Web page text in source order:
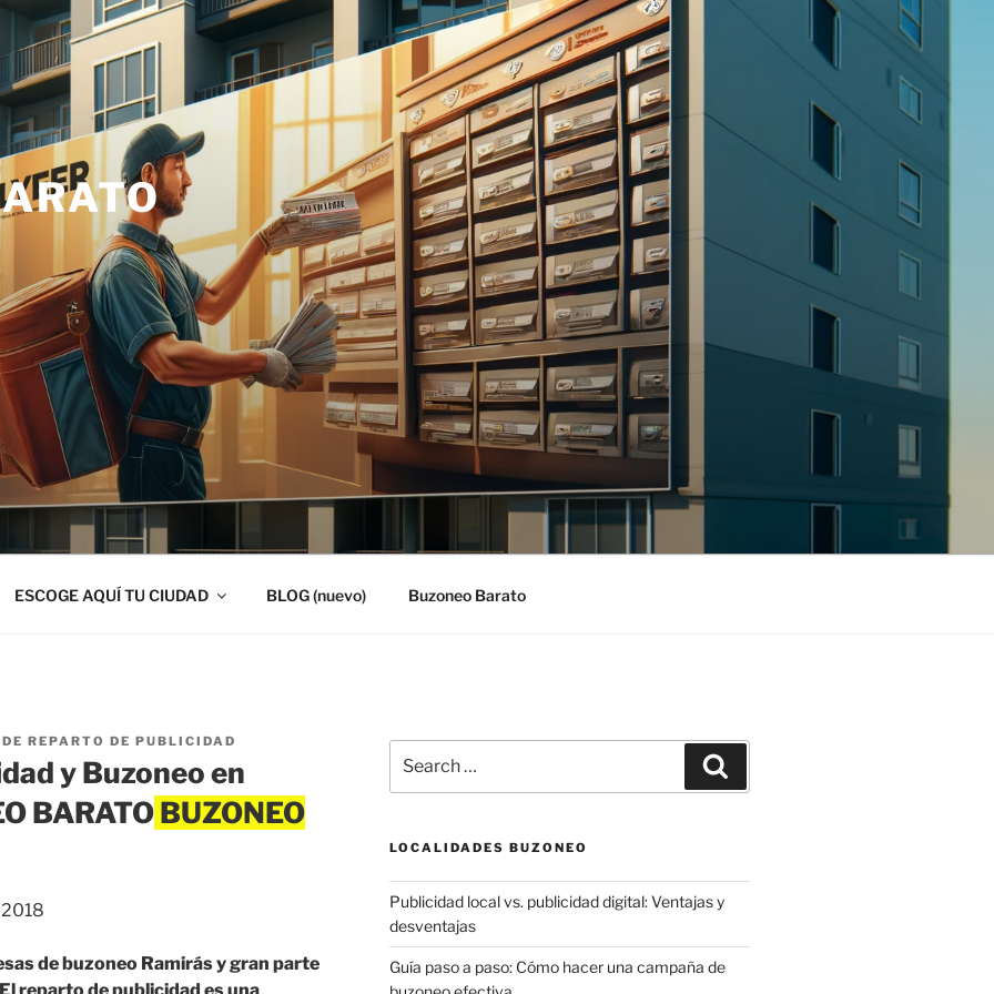
ESCOGE AQUÍ TU CIUDAD BLOG (nuevo) Buzoneo Barato
REPARTO DE PUBLICIDAD
y Buzoneo en
BARATO
de buzoneo Ramirás y gran parte
for:
LOCALIDADES BUZONEO
Publicidad local vs. publicidad digital: Ventajas y
desventajas
Guía paso a paso: Cómo hacer una campaña de